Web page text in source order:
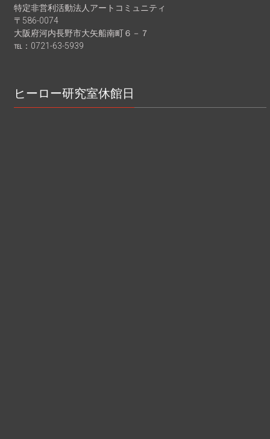
特定非営利活動法人アートコミュニティ
〒586-0074
大阪府河内長野市大矢船南町６－７
℡：0721-63-5939
ヒーロー研究室休館日